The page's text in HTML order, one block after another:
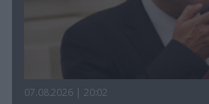
07.08.2026 | 20:02